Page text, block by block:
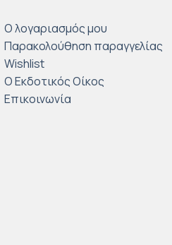
Ο λογαριασμός μου
Παρακολούθηση παραγγελίας
Wishlist
Ο Εκδοτικός Οίκος
Επικοινωνία